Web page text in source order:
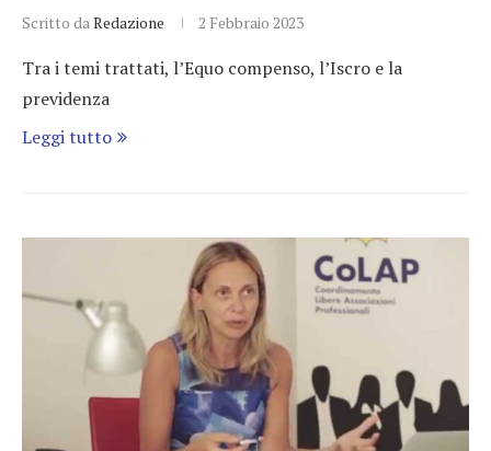
Scritto da Redazione 2 Febbraio 2023
Tra i temi trattati, l’Equo compenso, l’Iscro e la
previdenza
Leggi tutto